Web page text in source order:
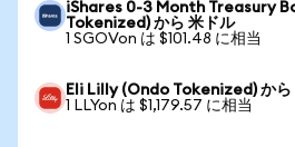
iShares 0-3 Month Treasury
Tokenized) から 米ドル
1 SGOVon は $101.48 に相当
Eli Lilly (Ondo Tokenized) から
1 LLYon は $1,179.57 に相当